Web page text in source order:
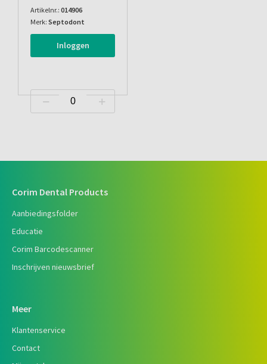
Artikelnr.: 014906
Merk: Septodont
Inloggen
Corim Dental Products
Aanbiedingsfolder
Educatie
Corim Barcodescanner
Inschrijven nieuwsbrief
Meer
Klantenservice
Contact